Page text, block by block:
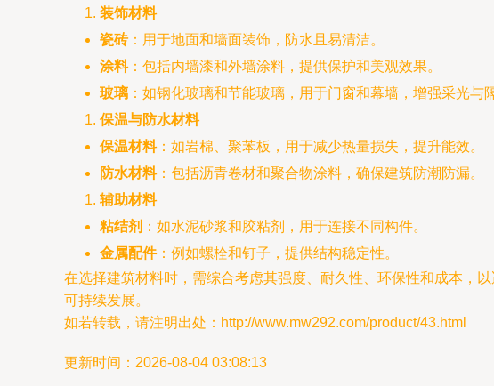
装饰材料
瓷砖：用于地面和墙面装饰，防水且易清洁。
涂料：包括内墙漆和外墙涂料，提供保护和美观效果。
玻璃 ：如钢化玻璃和节能玻璃，用于门窗和幕墙，增强采光与
保温与防水材料
保温材料：如岩棉、聚苯板，用于减少热量损失，提升能效。
防水材料：包括沥青卷材和聚合物涂料，确保建筑防潮防漏。
辅助材料
粘结剂 ：如水泥砂浆和胶粘剂，用于连接不同构件。
金属配件：例如螺栓和钉子，提供结构稳定性。
在选择建筑材料时，需综合考虑其强度、耐久性、环保性和成本，
可持续发展。
如若转载，请注明出处：http://www.mw292.com/product/43.html
更新时间：2026-08-04 03:08:13